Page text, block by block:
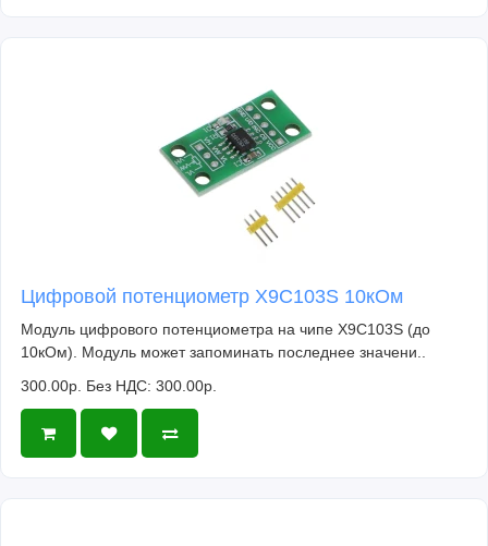
Цифровой потенциометр X9C103S 10кОм
Модуль цифрового потенциометра на чипе X9C103S (до
10кОм). Модуль может запоминать последнее значени..
300.00р. Без НДС: 300.00р.